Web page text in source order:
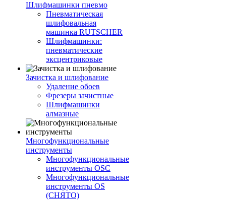
Шлифмашинки пневмо
Пневматическая
шлифовальная
машинка RUTSCHER
Шлифмашинки:
пневматические
эксцентриковые
Зачистка и шлифование
Удаление обоев
Фрезеры зачистные
Шлифмашинки
алмазные
Многофункциональные
инструменты
Многофункциональные
инструменты OSC
Многофункциональные
инструменты OS
(СНЯТО)